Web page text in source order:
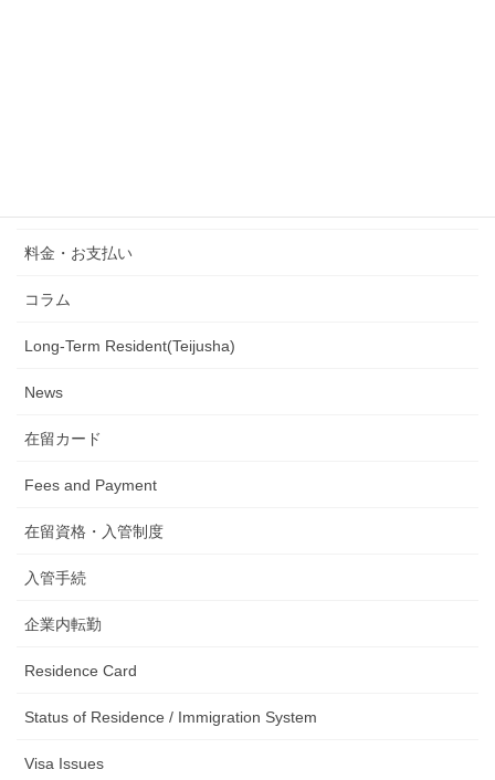
料金・お支払い
コラム
Long-Term Resident(Teijusha)
News
在留カード
Fees and Payment
在留資格・入管制度
入管手続
企業内転勤
Residence Card
Status of Residence / Immigration System
Visa Issues